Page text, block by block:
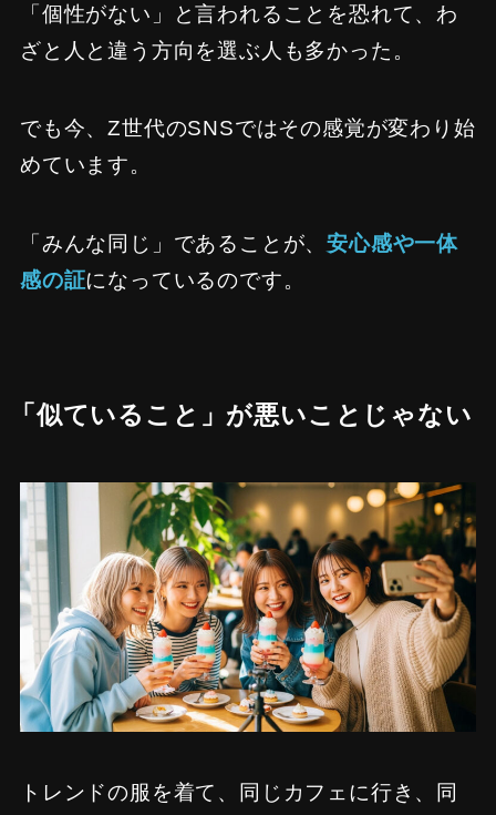
「個性がない」と言われることを恐れて、わ
ざと人と違う方向を選ぶ人も多かった。
でも今、Z世代のSNSではその感覚が変わり始
めています。
「みんな同じ」であることが、安心感や一体
感の証になっているのです。
「似ていること」が悪いことじゃない
トレンドの服を着て、同じカフェに行き、同